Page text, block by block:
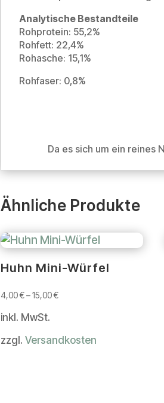
Analytische Bestandteile
Rohprotein: 55,2%
Rohfett: 22,4%
Rohasche: 15,1%
Rohfaser: 0,8%
Da es sich um ein reines
Ähnliche Produkte
Huhn Mini-Würfel
4,00€–15,00€
inkl. MwSt.
zzgl.Versandkosten